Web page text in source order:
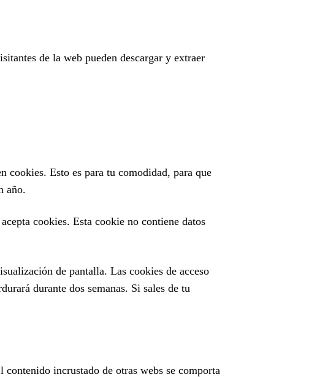
de la web pueden descargar y extraer
cookies. Esto es para tu comodidad, para que
año.
cookies. Esta cookie no contiene datos
de pantalla. Las cookies de acceso
durante dos semanas. Si sales de tu
incrustado de otras webs se comporta